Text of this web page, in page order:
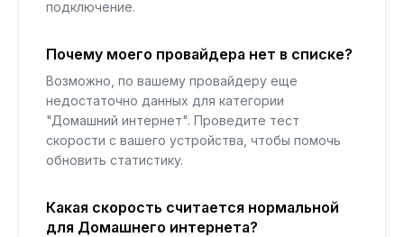
подключение.
Почему моего провайдера нет в списке?
Возможно, по вашему провайдеру еще
недостаточно данных для категории
"Домашний интернет". Проведите тест
скорости с вашего устройства, чтобы помочь
обновить статистику.
Какая скорость считается нормальной
для Домашнего интернета?